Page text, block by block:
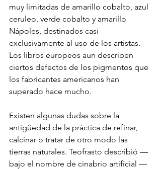
muy limitadas de amarillo cobalto, azul
ceruleo, verde cobalto y amarillo
Nápoles, destinados casi
exclusivamente al uso de los artistas.
Los libros europeos aun describen
ciertos defectos de los pigmentos que
los fabricantes americanos han
superado hace mucho.
Existen algunas dudas sobre la
antigüedad de la práctica de refinar,
calcinar o tratar de otro modo las
tierras naturales. Teofrasto describió —
bajo el nombre de cinabrio artificial —